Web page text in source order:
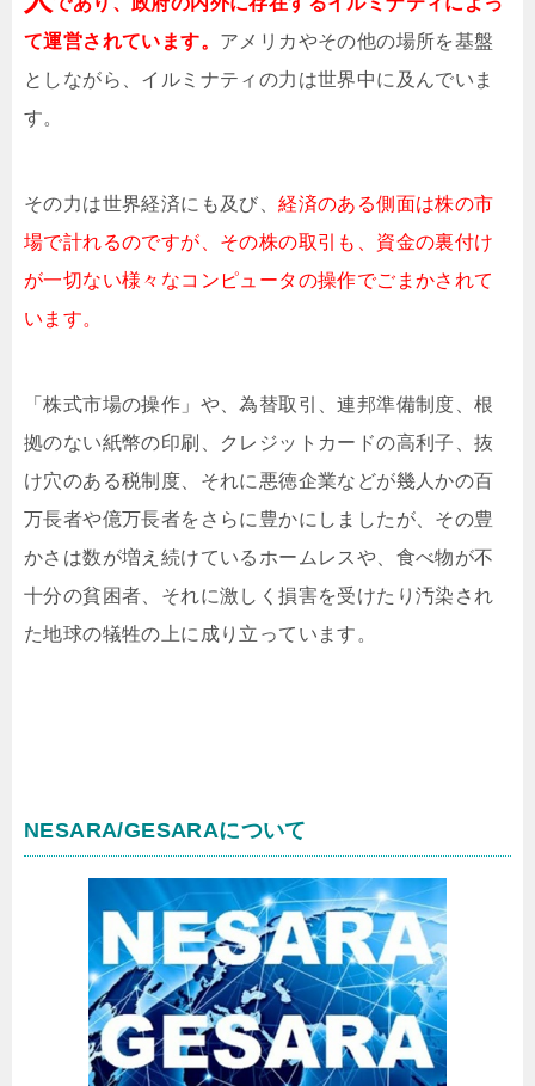
て運営されています。 アメリカやその他の場所を基盤
としながら、イルミナティの力は世界中に及んでいま
す。
その力は世界経済にも及び、経済のある側面は株の市
場で計れるのですが、その株の取引も、資金の裏付け
が一切ない様々なコンピュータの操作でごまかされて
います。
「株式市場の操作」や、為替取引、連邦準備制度、根
拠のない紙幣の印刷、クレジットカードの高利子、抜
け穴のある税制度、それに悪徳企業などが幾人かの百
万長者や億万長者をさらに豊かにしましたが、その豊
かさは数が増え続けているホームレスや、食べ物が不
十分の貧困者、それに激しく損害を受けたり汚染され
た地球の犠牲の上に成り立っています。
NESARA/GESARAについて